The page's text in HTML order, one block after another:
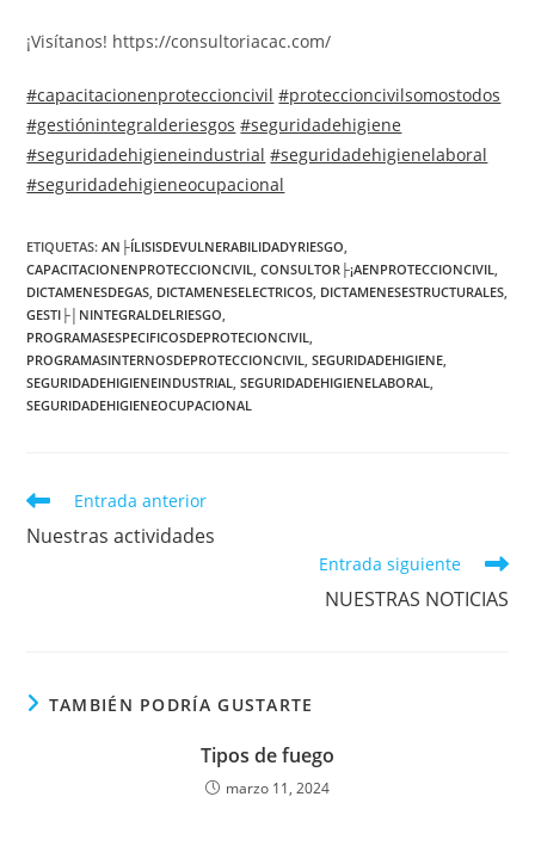
¡Visítanos! https://consultoriacac.com/
#capacitacionenproteccioncivil #proteccioncivilsomostodos
#gestiónintegralderiesgos #seguridadehigiene
#seguridadehigieneindustrial #seguridadehigienelaboral
#seguridadehigieneocupacional
ETIQUETAS:AN├ÍLISISDEVULNERABILIDADYRIESGO,
CAPACITACIONENPROTECCIONCIVIL, CONSULTOR├¡AENPROTECCIONCIVIL,
DICTAMENESDEGAS, DICTAMENESELECTRICOS, DICTAMENESESTRUCTURALES,
GESTI├│NINTEGRALDELRIESGO,
PROGRAMASESPECIFICOSDEPROTECIONCIVIL,
PROGRAMASINTERNOSDEPROTECCIONCIVIL, SEGURIDADEHIGIENE,
SEGURIDADEHIGIENEINDUSTRIAL, SEGURIDADEHIGIENELABORAL,
SEGURIDADEHIGIENEOCUPACIONAL
Entrada anterior
Nuestras actividades
Entrada siguiente
NUESTRAS NOTICIAS
TAMBIÉN PODRÍA GUSTARTE
Tipos de fuego
marzo 11, 2024